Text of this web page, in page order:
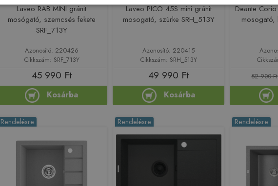
Laveo RAB MINI gránit
mosógató, szemcsés fekete
SRF_713Y
Azonosító: 220426
Cikkszám: SRF_713Y
45 990 Ft
Kosárba
Laveo PICO 45S mini gránit
mosogató, szürke SRH_513Y
Azonosító: 220415
Cikkszám: SRH_513Y
49 990 Ft
Kosárba
Deante
52 900 Ft
Rendelésre Rendelésre Rendelésre